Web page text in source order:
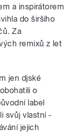
a inspirátorem
do širšího
Za
remixů z let
jen djské
o
label
svůj vlastní -
jejich